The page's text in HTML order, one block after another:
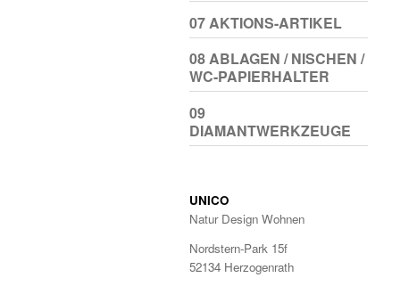
07 AKTIONS-ARTIKEL
08 ABLAGEN / NISCHEN /
WC-PAPIERHALTER
09
DIAMANTWERKZEUGE
UNICO
Natur Design Wohnen
Nordstern-Park 15f
52134 Herzogenrath